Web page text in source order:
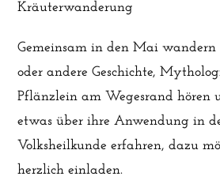
Kräuterwanderung
Gemeinsam in den Mai
oder andere Geschichte,
Pflänzlein am Wegesrand hören
etwas über ihre Anwendung in
Volksheilkunde erfahren, dazu
herzlich einladen.